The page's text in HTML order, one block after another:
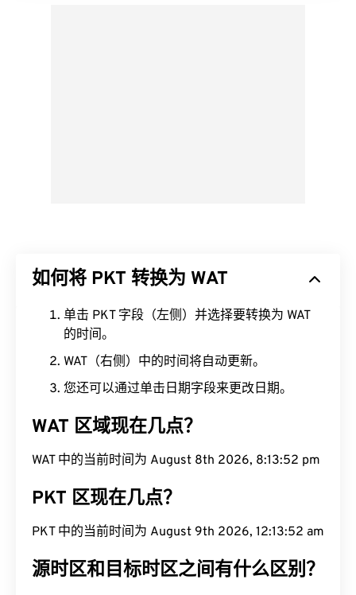
如何将 PKT 转换为 WAT
单击 PKT 字段（左侧）并选择要转换为 WAT
的时间。
WAT（右侧）中的时间将自动更新。
您还可以通过单击日期字段来更改日期。
WAT 区域现在几点？
WAT 中的当前时间为 August 8th 2026, 8:13:53 pm
PKT 区现在几点？
PKT 中的当前时间为 August 9th 2026, 12:13:53 am
源时区和目标时区之间有什么区别？